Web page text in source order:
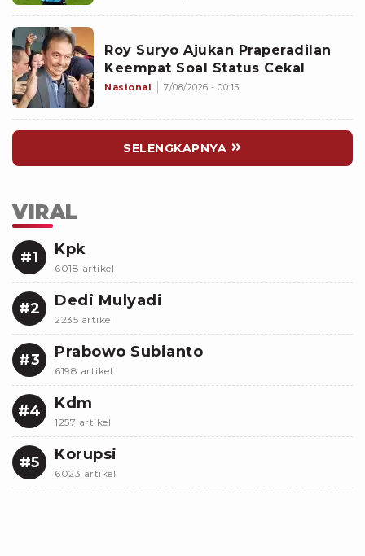
Roy Suryo Ajukan Praperadilan
Keempat Soal Status Cekal
Nasional 7/08/2026 - 00:15
SELENGKAPNYA
VIRAL
#1 Kpk
6018 artikel
#2 Dedi Mulyadi
2235 artikel
#3 Prabowo Subianto
6198 artikel
#4 Kdm
1257 artikel
#5 Korupsi
6023 artikel